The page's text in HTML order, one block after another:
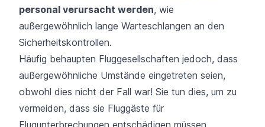
personal verursacht werden, wie
außergewöhnlich lange Warte­schlangen an den
Sicherheitskontrollen.
Häufig behaupten Fluggesellschaften jedoch, dass
außergewöhnliche Umstände eingetreten seien,
obwohl dies nicht der Fall war! Sie tun dies, um zu
vermeiden, dass sie Fluggäste für